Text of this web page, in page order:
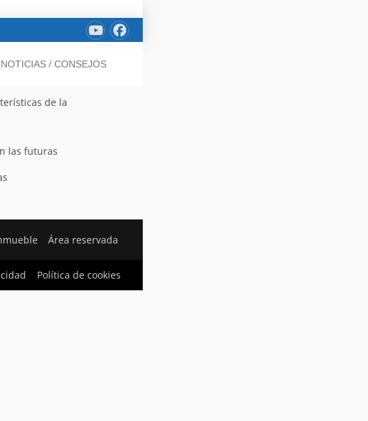
NOTICIAS / CONSEJOS
de la
las futuras
Área reservada
Política de cookies